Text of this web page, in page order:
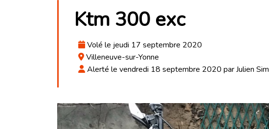
Ktm 300 exc
Volé le jeudi 17 septembre 2020
Villeneuve-sur-Yonne
Alerté le vendredi 18 septembre 2020 par Julien Sim